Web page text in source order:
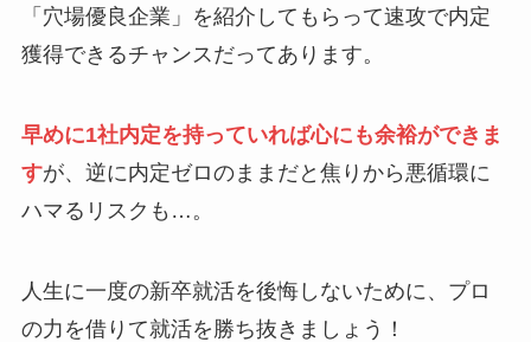
「穴場優良企業」を紹介してもらって速攻で内定
獲得できるチャンスだってあります。
早めに1社内定を持っていれば心にも余裕ができま
すが、逆に内定ゼロのままだと焦りから悪循環に
ハマるリスクも…。
人生に一度の新卒就活を後悔しないために、プロ
の力を借りて就活を勝ち抜きましょう！